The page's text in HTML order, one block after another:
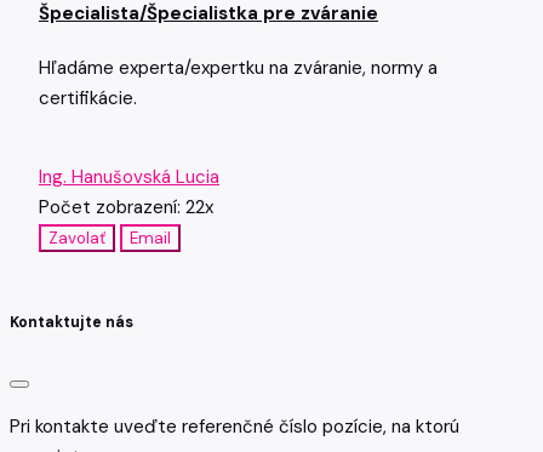
Špecialista/Špecialistka pre zváranie
Hľadáme experta/expertku na zváranie, normy a
certifikácie.
Ing. Hanušovská Lucia
Počet zobrazení: 22x
Zavolať Email
Kontaktujte nás
Pri kontakte uveďte referenčné číslo pozície, na ktorú